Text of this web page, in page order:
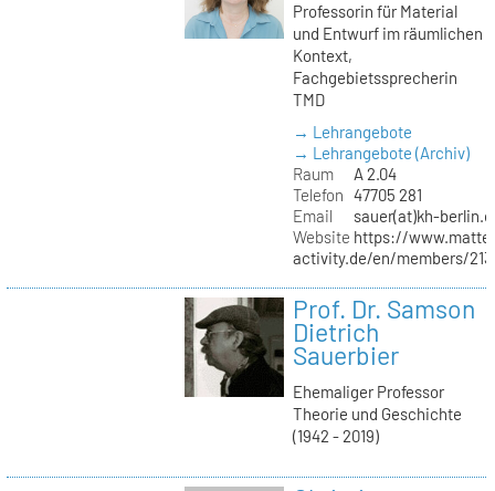
Professorin für Material
und Entwurf im räumlichen
Kontext,
Fachgebietssprecherin
TMD
→ Lehrangebote
→ Lehrangebote (Archiv)
Raum
A 2.04
Telefon 47705 281
Email
sauer(at)kh-
Website https://
activity.de/en/members/
Prof. Dr. Samson
Dietrich
Sauerbier
Ehemaliger Professor
Theorie und Geschichte
(1942 - 2019)